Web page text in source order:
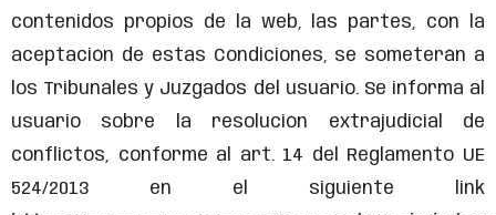
contenidos propios de la web, las partes, con la
aceptación de estas Condiciones, se someterán a
los Tribunales y Juzgados del usuario. Se informa al
usuario sobre la resolución extrajudicial de
conflictos, conforme al art. 14 del Reglamento UE
524/2013 en el siguiente link